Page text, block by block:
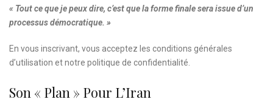
« Tout ce que je peux dire, c’est que la forme finale sera issue d’un
processus démocratique. »
En vous inscrivant, vous acceptez les conditions générales
d’utilisation et notre politique de confidentialité.
Son « Plan » Pour L’Iran